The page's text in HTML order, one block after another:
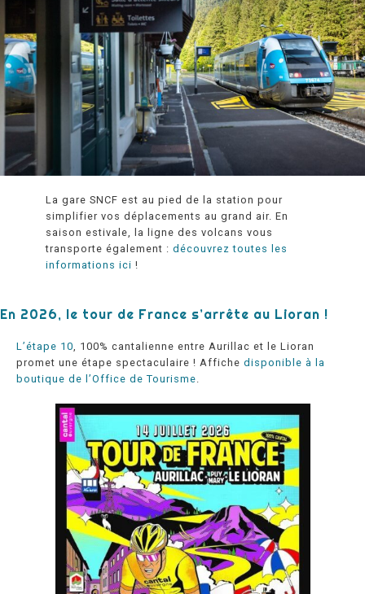
La gare SNCF est au pied de la station pour
simplifier vos déplacements au grand air. En
saison estivale, la ligne des volcans vous
transporte également : découvrez toutes les
informations ici !
En 2026, le tour de France s’arrête au Lioran !
L’étape 10 , 100% cantalienne entre Aurillac et le Lioran
promet une étape spectaculaire ! Affiche disponible à la
boutique de l’Office de Tourisme